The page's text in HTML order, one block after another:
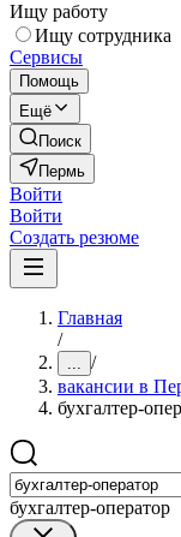
Ищу работу
Ищу сотрудника
Сервисы
Помощь
Ещё
Поиск
Пермь
Войти
Войти
Создать резюме
Главная
/
... /
вакансии в
бухгалтер-
бухгалтер-оператор